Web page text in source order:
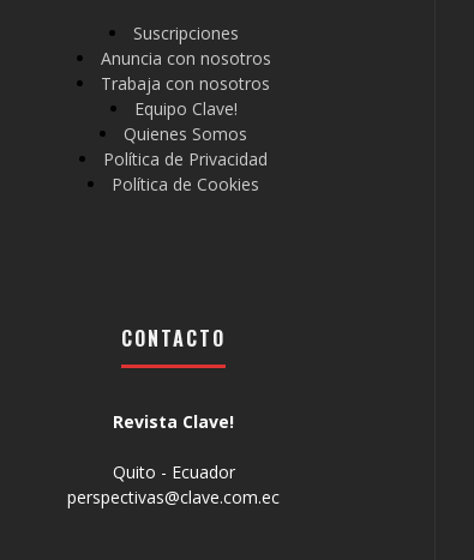
Suscripciones
Anuncia con nosotros
Trabaja con nosotros
Equipo Clave!
Quienes Somos
Política de Privacidad
Política de Cookies
CONTACTO
Revista Clave!
Quito - Ecuador
perspectivas@clave.com.ec